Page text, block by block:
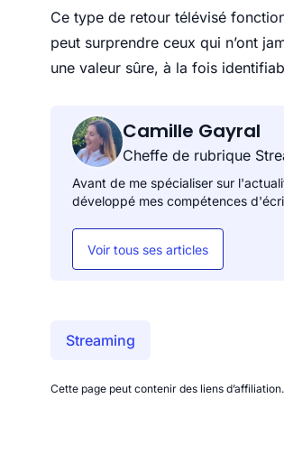
Ce type de retour télévisé
peut surprendre ceux qui n’ont
une valeur sûre, à la fois
Camille Gayral
Cheffe de rubrique
Avant de me spécialiser sur
développé mes compétences
Voir tous ses articles
Streaming
Cette page peut contenir des liens